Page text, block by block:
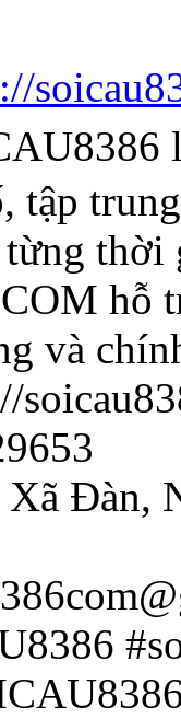
tập
thời
hỗ
và
Xã Đàn,